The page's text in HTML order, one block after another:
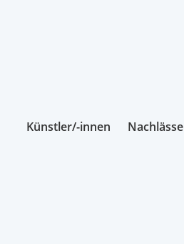
Künstler/-innen Nachlässe